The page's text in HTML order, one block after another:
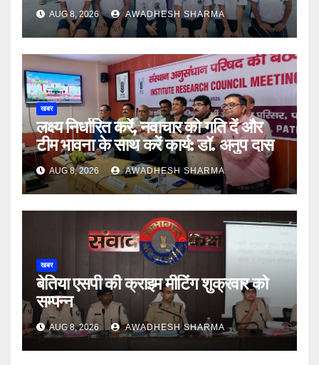
AUG 8, 2026 AWADHESH SHARMA
खबर
लक्ष्य निर्धारित करें, नवाचार को गति दें और
टीम भावना के साथ करें कार्य: डॉ. अनुप दास
AUG 8, 2026 AWADHESH SHARMA
खबर
बेतिया एसपी की क्राइम मीटिंग शुक्रवार को
सम्पन्न
AUG 8, 2026 AWADHESH SHARMA